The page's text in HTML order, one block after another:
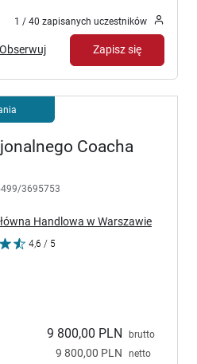
1 / 40 zapisanych uczestników
Obserwuj Zapisz się
Coacha
3695753
Handlowa w Warszawie
4,6 / 5
9 800,00 PLN brutto
9 800,00 PLN netto